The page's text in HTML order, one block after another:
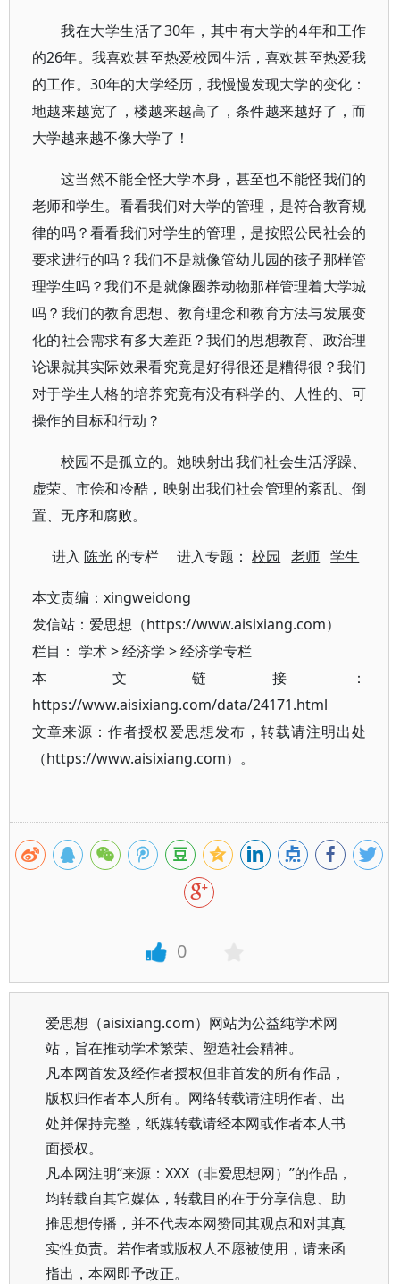
我在大学生活了30年，其中有大学的4年和工作
的26年。我喜欢甚至热爱校园生活，喜欢甚至热爱我
的工作。30年的大学经历，我慢慢发现大学的变化：
地越来越宽了，楼越来越高了，条件越来越好了，而
大学越来越不像大学了！
这当然不能全怪大学本身，甚至也不能怪我们的
老师和学生。看看我们对大学的管理，是符合教育规
律的吗？看看我们对学生的管理，是按照公民社会的
要求进行的吗？我们不是就像管幼儿园的孩子那样管
理学生吗？我们不是就像圈养动物那样管理着大学城
吗？我们的教育思想、教育理念和教育方法与发展变
化的社会需求有多大差距？我们的思想教育、政治理
论课就其实际效果看究竟是好得很还是糟得很？我们
对于学生人格的培养究竟有没有科学的、人性的、可
操作的目标和行动？
校园不是孤立的。她映射出我们社会生活浮躁、
虚荣、市侩和冷酷，映射出我们社会管理的紊乱、倒
置、无序和腐败。
进入陈光 的专栏 进入专题：校园 老师 学生
本文责编： xingweidong
发信站：爱思想（https://www.aisixiang.com）
栏目： 学术>经济学 >经济学专栏
本文链接：
https://www.aisixiang.com/data/24171.html
文章来源：作者授权爱思想发布，转载请注明出处
（https://www.aisixiang.com）。
0
爱思想（aisixiang.com）网站为公益纯学术网
站，旨在推动学术繁荣、塑造社会精神。
凡本网首发及经作者授权但非首发的所有作品，
版权归作者本人所有。网络转载请注明作者、出
处并保持完整，纸媒转载请经本网或作者本人书
面授权。
凡本网注明“来源：XXX（非爱思想网）”的作品，
均转载自其它媒体，转载目的在于分享信息、助
推思想传播，并不代表本网赞同其观点和对其真
实性负责。若作者或版权人不愿被使用，请来函
指出，本网即予改正。